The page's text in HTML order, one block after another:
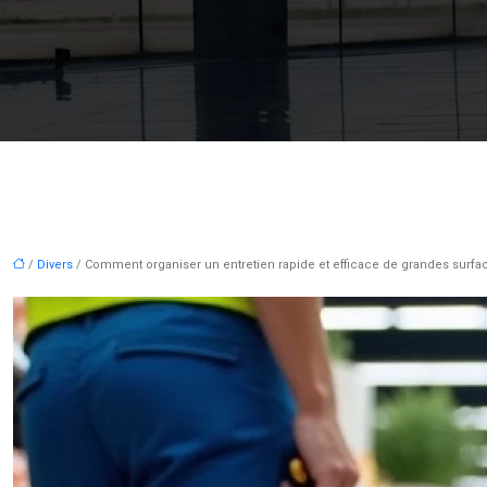
/ Divers / Comment organiser un entretien rapide et efficace de grandes